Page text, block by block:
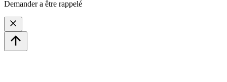
Demander a être rappelé